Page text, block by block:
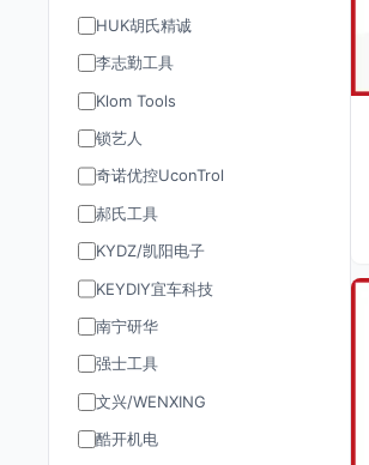
HUK胡氏精诚
李志勤工具
Klom Tools
锁艺人
奇诺优控UconTrol
郝氏工具
KYDZ/凯阳电子
KEYDIY宜车科技
南宁研华
强士工具
文兴/WENXING
酷开机电